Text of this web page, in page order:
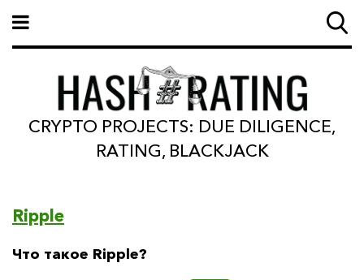
CRYPTO PROJECTS: DUE DILIGENCE,
RATING, BLACKJACK
Ripple
Что такое Ripple?